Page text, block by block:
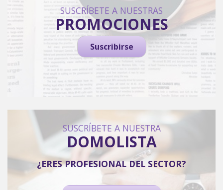
SUSCRÍBETE A NUESTRAS
PROMOCIONES
Suscribirse
SUSCRÍBETE A NUESTRA
DOMOLISTA
¿ERES PROFESIONAL DEL SECTOR?